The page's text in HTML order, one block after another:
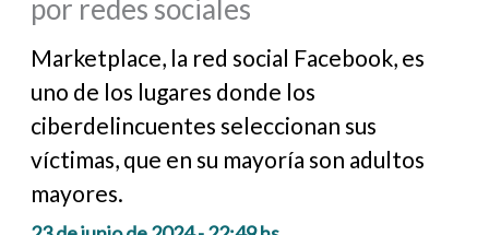
por redes sociales
Marketplace, la red social Facebook, es
uno de los lugares donde los
ciberdelincuentes seleccionan sus
víctimas, que en su mayoría son adultos
mayores.